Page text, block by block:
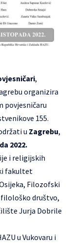
,
organizira
povjesničaru
155.
u Zagrebu,
2022.
i religijskih
fakultet
Filozofski
društvo,
Jurja Dobrile
u Vukovaru i